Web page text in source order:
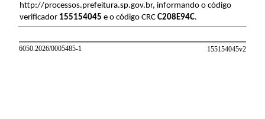
http://processos.prefeitura.sp.gov.br, informando o código
verificador 155154045 e o código CRC C208E94C.
6050.2026/0005485-1 155154045v2